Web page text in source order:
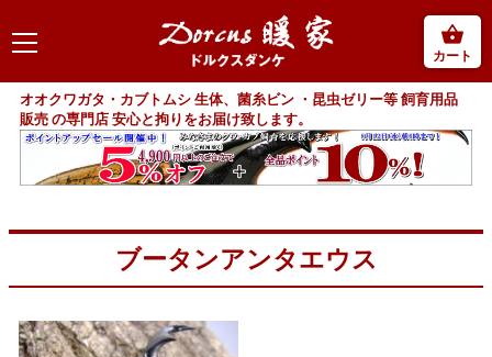
カート
オオクワガタ・カブトムシ 生体、菌糸ビン ・昆虫ゼリー等 飼育用品
販売 の専門店 安心と拘りをお届け致します。
ブータンアンタエウス